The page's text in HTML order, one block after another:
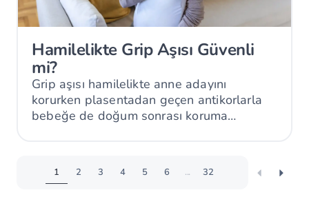
Hamilelikte Grip Aşısı Güvenli
mi?
Grip aşısı hamilelikte anne adayını
korurken plasentadan geçen antikorlarla
bebeğe de doğum sonrası koruma
1 2 3 4 5 6 ... 32